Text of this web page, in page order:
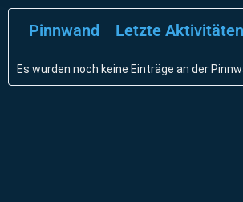
Pinnwand Letzte Aktivitäten
Es wurden noch keine Einträge an der